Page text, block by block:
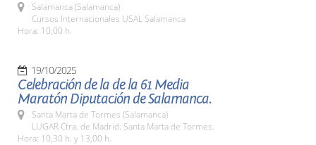
Salamanca (Salamanca)
Cursos Internacionales USAL Salamanca
Hora: 10,00 h.
19/10/2025
Celebración de la de la 61 Media
Maratón Diputación de Salamanca.
Santa Marta de Tormes (Salamanca)
LUGAR Ctra. de Madrid. Santa Marta de Tormes.
Hora: 10,30 h. y 13,00 h.